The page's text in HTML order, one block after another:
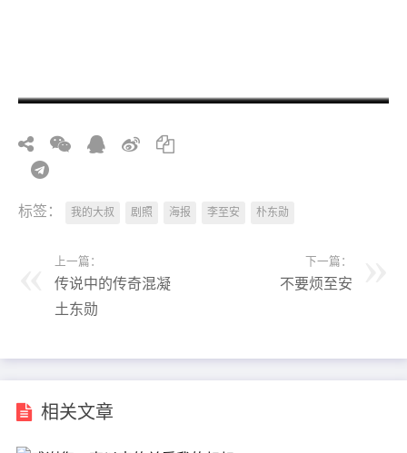
标签： 我的大叔 剧照 海报 李至安 朴东勋
上一篇：
传说中的传奇混凝
土东勋
下一篇：
不要烦至安
相关文章